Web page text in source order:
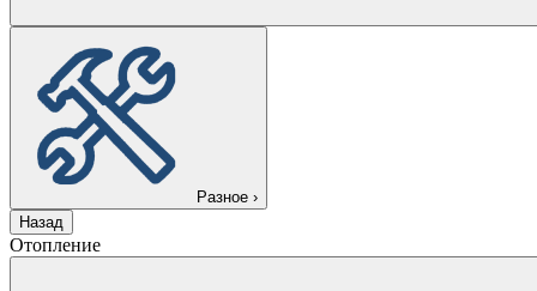
Разное ›
Назад
Отопление